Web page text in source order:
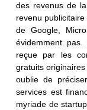
des revenus de
revenu
de Google,
évidemment
reçue par les
gratuits originaires
oublie de
services est
myriade de